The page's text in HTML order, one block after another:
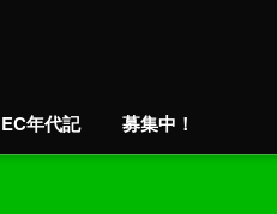
EC年代記 募集中！